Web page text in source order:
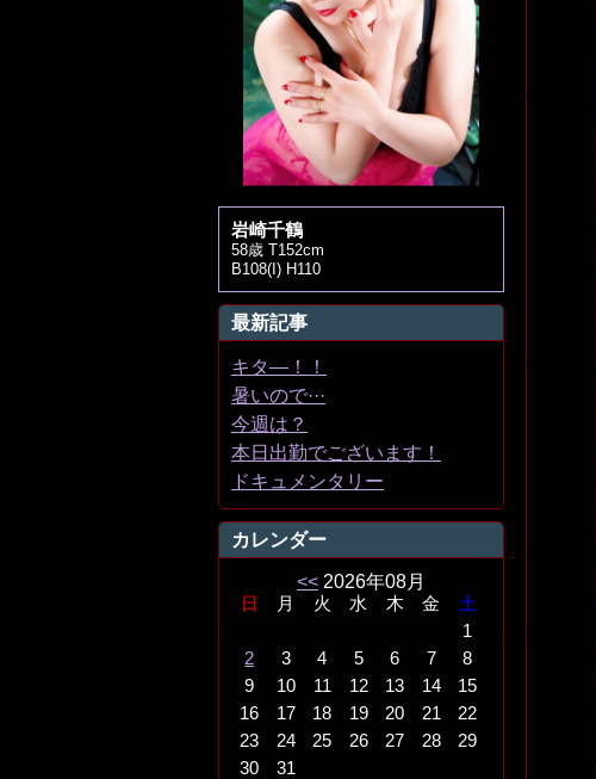
岩崎千鶴
58歳 T152cm
B108(I) H110
最新記事
キタ―！！
暑いので···
今週は？
本日出勤でございます！
ドキュメンタリー
カレンダー
<< 2026年08月
日 月 火 水 木 金
土
1
2
3 4 5 6 7
8
9
10 11 12 13 14
15
16
17 18 19 20 21
22
23
24 25 26 27 28
29
30
31